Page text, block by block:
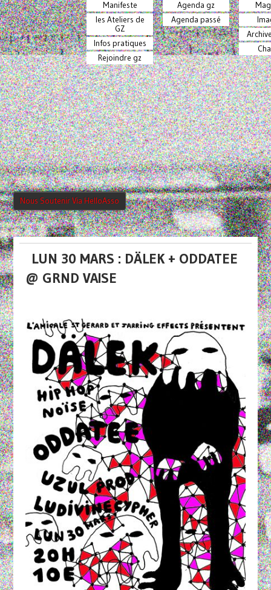
Manifeste
les Ateliers de
GZ
Infos pratiques
Rejoindre gz
Agenda gz
Agenda passé
Nous Soutenir Via HelloAsso
LUN 30 MARS : DÄLEK + ODDATEE
@ GRND VAISE